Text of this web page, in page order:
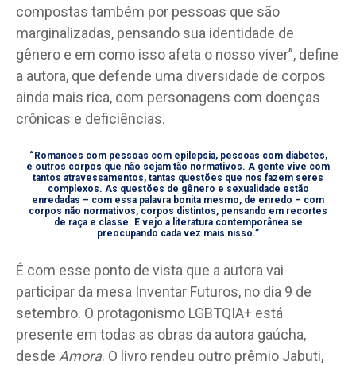
compostas também por pessoas que são
marginalizadas, pensando sua identidade de
gênero e em como isso afeta o nosso viver”, define
a autora, que defende uma diversidade de corpos
ainda mais rica, com personagens com doenças
crônicas e deficiências.
“Romances com pessoas com epilepsia, pessoas com diabetes,
e outros corpos que não sejam tão normativos. A gente vive com
tantos atravessamentos, tantas questões que nos fazem seres
complexos. As questões de gênero e sexualidade estão
enredadas – com essa palavra bonita mesmo, de enredo – com
corpos não normativos, corpos distintos, pensando em recortes
de raça e classe. E vejo a literatura contemporânea se
preocupando cada vez mais nisso.”
É com esse ponto de vista que a autora vai
participar da mesa Inventar Futuros, no dia 9 de
setembro. O protagonismo LGBTQIA+ está
presente em todas as obras da autora gaúcha,
desde Amora. O livro rendeu outro prêmio Jabuti,